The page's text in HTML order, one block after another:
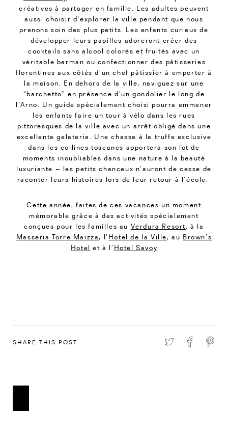
créatives à partager en famille. Les adultes peuvent
aussi choisir d’explorer la ville pendant que nous
prenons soin des plus petits. Les enfants curieux de
développer leurs papilles adoreront créer des
cocktails sans alcool colorés et fruités avec un
véritable barman ou confectionner des pâtisseries
florentines aux côtés d’un chef pâtissier à emporter à
la maison. En dehors de la ville, naviguez sur une
“barchetto” en présence d’un gondolier le long de
l’Arno. Un guide spécialement choisi pourra emmener
les enfants faire un tour à vélo dans les rues
pittoresques de la ville avec un arrêt obligé dans une
excellentegelateria
. Une chasse à la truffe exclusive
dans les collines toscanes apportera son lot de
moments inoubliables dans une nature à la beauté
luxuriante – les petits chanceux n’auront de cesse de
raconter leurs histoires lors de leur retour à l’école.
Cette année, faites de ces vacances un moment
mémorable grâce à des activités spécialement
conçues pour les familles au Verdura Resort, à la
Masseria Torre Maizza, l’ Hotel de la Ville, au Brown’s
Hotel et à l’ Hotel Savoy
SHARE THIS POST